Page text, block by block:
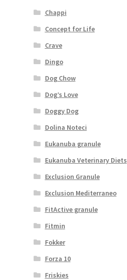
Chappi
Concept for Life
Crave
Dingo
Dog Chow
Dog’s Love
Doggy Dog
Dolina Noteci
Eukanuba granule
Eukanuba Veterinary Diets
Exclusion Granule
Exclusion Mediterraneo
FitActive granule
Fitmin
Fokker
Forza 10
Friskies